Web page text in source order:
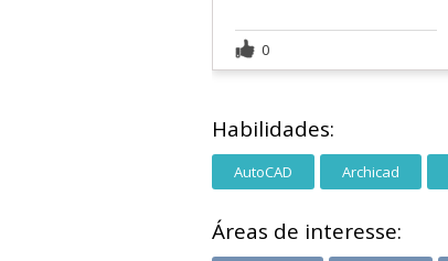
0
Habilidades:
AutoCAD Archicad
Áreas de interesse: